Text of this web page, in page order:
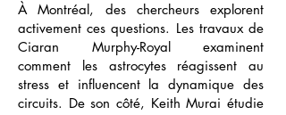
À Montréal, des chercheurs explorent
activement ces questions. Les travaux de
Ciaran Murphy-Royal examinent
comment les astrocytes réagissent au
stress et influencent la dynamique des
circuits. De son côté, Keith Murai étudie